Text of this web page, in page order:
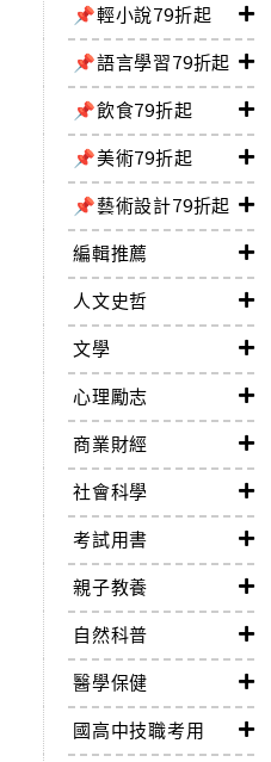
📌輕小說79折起
📌語言學習79折起
📌飲食79折起
📌美術79折起
📌藝術設計79折起
編輯推薦
人文史哲
文學
心理勵志
商業財經
社會科學
考試用書
親子教養
自然科普
醫學保健
國高中技職考用